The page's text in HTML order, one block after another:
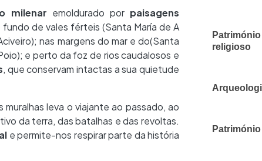
milenar emoldurado por paisagens
de vales férteis (Santa María de A
nas margens do mar e do(Santa
e perto da foz de rios caudalosos e
, que conservam intactas a sua quietude
muralhas leva o viajante ao passado, ao
da terra, das batalhas e das revoltas.
e permite-nos respirar parte da história
Património
religioso
Património